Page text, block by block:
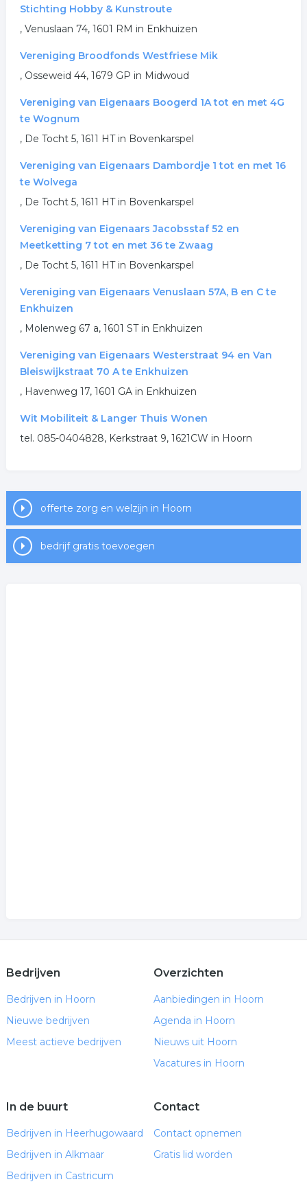
Stichting Hobby & Kunstroute
, Venuslaan 74, 1601 RM in Enkhuizen
Vereniging Broodfonds Westfriese Mik
, Osseweid 44, 1679 GP in Midwoud
Vereniging van Eigenaars Boogerd 1A tot en met 4G
te Wognum
, De Tocht 5, 1611 HT in Bovenkarspel
Vereniging van Eigenaars Dambordje 1 tot en met 16
te Wolvega
, De Tocht 5, 1611 HT in Bovenkarspel
Vereniging van Eigenaars Jacobsstaf 52 en
Meetketting 7 tot en met 36 te Zwaag
, De Tocht 5, 1611 HT in Bovenkarspel
Vereniging van Eigenaars Venuslaan 57A, B en C te
Enkhuizen
, Molenweg 67 a, 1601 ST in Enkhuizen
Vereniging van Eigenaars Westerstraat 94 en Van
Bleiswijkstraat 70 A te Enkhuizen
, Havenweg 17, 1601 GA in Enkhuizen
Wit Mobiliteit & Langer Thuis Wonen
tel. 085-0404828, Kerkstraat 9, 1621CW in Hoorn
offerte zorg en welzijn in Hoorn
bedrijf gratis toevoegen
Bedrijven
Bedrijven in Hoorn
Nieuwe bedrijven
Meest actieve bedrijven
Overzichten
Aanbiedingen in Hoorn
Agenda in Hoorn
Nieuws uit Hoorn
Vacatures in Hoorn
In de buurt
Bedrijven in Heerhugowaard
Bedrijven in Alkmaar
Bedrijven in Castricum
Contact
Contact opnemen
Gratis lid worden